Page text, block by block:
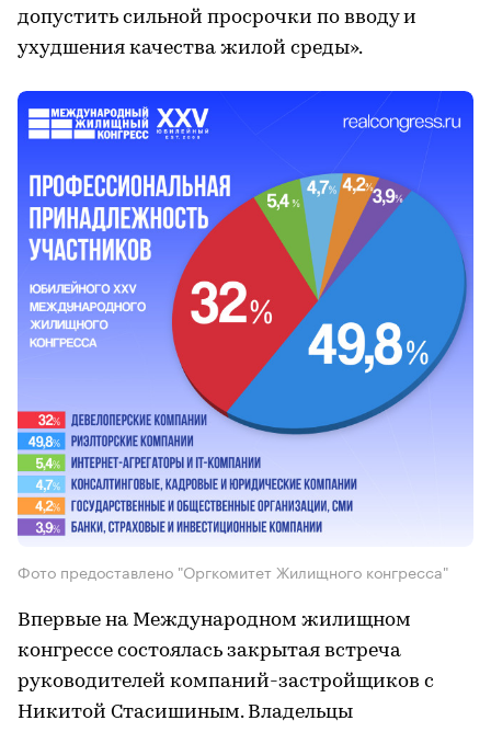
допустить сильной просрочки по вводу и
ухудшения качества жилой среды».
Фото предоставлено "Оргкомитет Жилищного конгресса"
Впервые на Международном жилищном
конгрессе состоялась закрытая встреча
руководителей компаний-застройщиков с
Никитой Стасишиным. Владельцы